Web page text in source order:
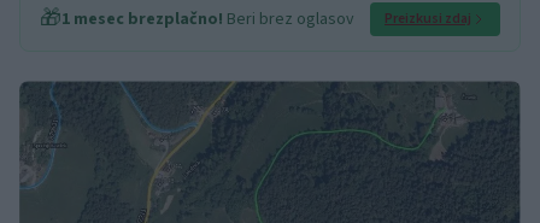
🎁1 mesec brezplačno! Beri brez oglasov Preizkusi zdaj